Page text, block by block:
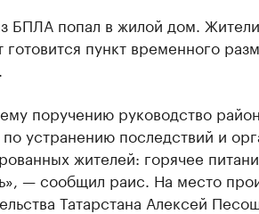
БПЛА попал в жилой дом.
готовится пункт временного
поручению руководство
устранению последствий и
жителей: горячее
— сообщил раис. На место
Татарстана Алексей